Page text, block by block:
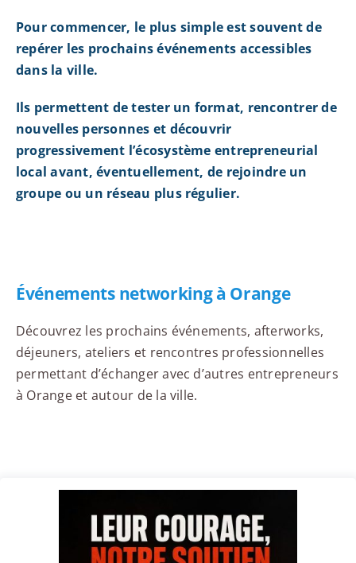
Pour commencer, le plus simple est souvent de
repérer les prochains événements accessibles
dans la ville.
Ils permettent de tester un format, rencontrer de
nouvelles personnes et découvrir
progressivement l’écosystème entrepreneurial
local avant, éventuellement, de rejoindre un
groupe ou un réseau plus régulier.
Événements networking à Orange
Découvrez les prochains événements, afterworks,
déjeuners, ateliers et rencontres professionnelles
permettant d’échanger avec d’autres entrepreneurs
à Orange et autour de la ville.